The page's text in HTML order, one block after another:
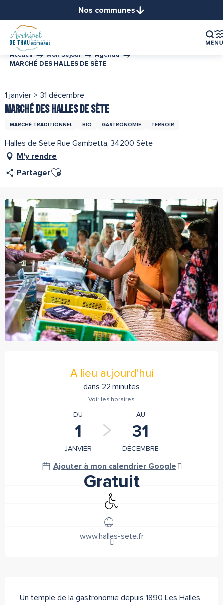
contenu
principal
Nos communes
Bouzigues
Frontignan
Marseillan
Mèze
Montbazin
Villeveyrac
Accueil Mon Séjour
Agenda
MARCHÉ DES HALLES DE SÈTE
1 janvier > 31 décembre
MARCHÉ DES HALLES DE SÈTE
MARCHÉ TRADITIONNEL BIO GASTRONOMIE TERROIR
Halles de Sète Rue Gambetta, 34200 Sète
M'y rendre
PartagerAjouter aux favoris
Ouverture et coordonnées
A lieu aujourd'hui
dans 22 minutes
Voir les horaires
DU
1
JANVIER
AU
31
DÉCEMBRE
Ajouter à mon calendrier Google
Gratuit
Accès handicapés
www.halles-sete.fr
Description
Un temple de la gastronomie depuis 1890 Les Halles